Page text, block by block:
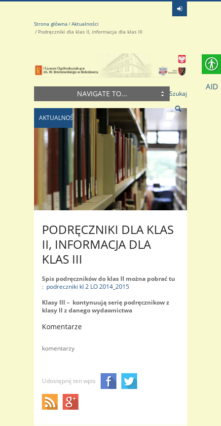
Strona główna
Aktualności
Podręczniki dla klas II, informacja dla klas III
NAVIGATE TO... Szukaj
AKTUALNOŚCI
PODRĘCZNIKI DLA KLAS
II, INFORMACJA DLA
KLAS III
Spis podręczników do klas II można pobrać tu
: podreczniki kl 2 LO 2014_2015
Klasy III – kontynuują serię podręcznikow z
klasy II z danego wydawnictwa
Komentarze
komentarzy
Udostępnij ten wpis
AID